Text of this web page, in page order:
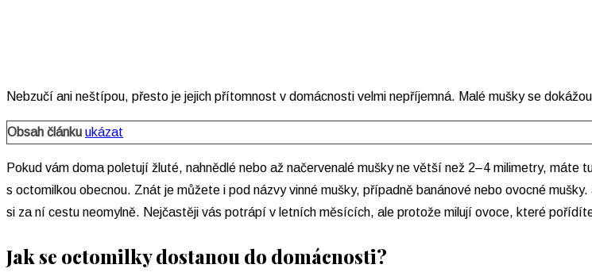
Nebzučí ani neštípou, přesto je jejich přítomnost v domácnosti velmi nepříjemná. Malé mušky se
Obsah článku ukázat
Pokud vám doma poletují žluté, nahnědlé nebo až načervenalé mušky ne větší než 2–4 milimetry,
s octomilkou obecnou. Znát je můžete i pod názvy vinné mušky, případně banánové nebo ovocné
si za ní cestu neomylně. Nejčastěji vás potrápí v letních měsících, ale protože milují ovoce, které
Jak se octomilky dostanou do domácnosti?